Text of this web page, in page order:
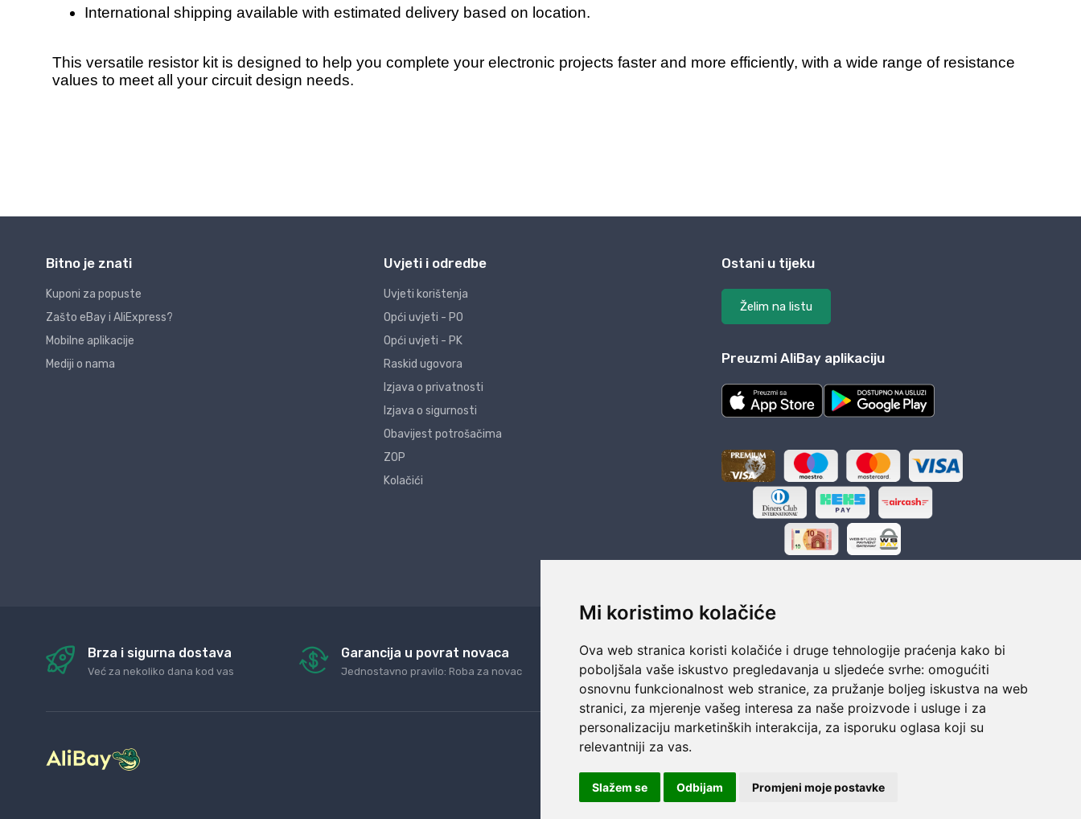
Mi koristimo kolačiće
Ova web stranica koristi kolačiće i druge tehnologije praćenja kako bi
poboljšala vaše iskustvo pregledavanja u sljedeće svrhe: omogućiti
osnovnu funkcionalnost web stranice, za pružanje boljeg iskustva na web
stranici, za mjerenje vašeg interesa za naše proizvode i usluge i za
personalizaciju marketinških interakcija, za isporuku oglasa koji su
relevantniji za vas.
Slažem se Odbijam Promjeni moje postavke
Bitno je znati
Kuponi za popuste
Zašto eBay i AliExpress?
Mobilne aplikacije
Mediji o nama
Uvjeti i odredbe
Uvjeti korištenja
Opći uvjeti - PO
Opći uvjeti - PK
Raskid ugovora
Izjava o privatnosti
Izjava o sigurnosti
Obavijest potrošačima
ZOP
Kolačići
Ostani u tijeku
Želim na listu
Preuzmi AliBay aplikaciju
Brza i sigurna dostava
Već za nekoliko dana kod vas
Garancija u povrat novaca
Jednostavno pravilo: Roba za novac
24/7 odlična podrška
Naši agenti uvijek na raspolaganju
Sigurno obročno plaćanje
Do 24 rata bez kamata